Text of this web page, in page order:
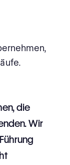
die
Wir